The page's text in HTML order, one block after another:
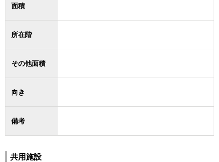
面積
所在階
その他面積
向き
備考
共用施設